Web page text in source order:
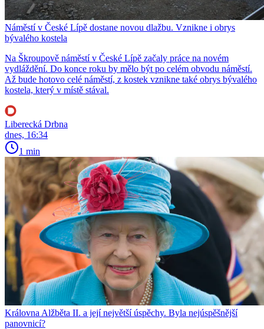
Náměstí v České Lípě dostane novou dlažbu. Vznikne i obrys
bývalého kostela
Na Škroupově náměstí v České Lípě začaly práce na novém
vydláždění. Do konce roku by mělo být po celém obvodu náměstí.
Až bude hotovo celé náměstí, z kostek vznikne také obrys bývalého
kostela, který v místě stával.
Liberecká Drbna
dnes, 16:34
1 min
Královna Alžběta II. a její největší úspěchy. Byla nejúspěšnější
panovnicí?